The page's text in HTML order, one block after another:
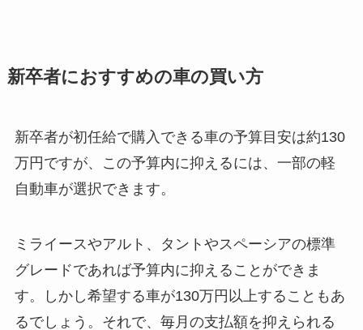
新卒者におすすめの車の買い方
新卒者が初任給で購入できる車の予算目安は約130
万円ですが、この予算内に抑えるには、一部の軽
自動車が選択できます。
ミライースやアルト、タントやスペーシアの標準
グレードであれば予算内に抑えることができま
す。しかし希望する車が130万円以上することもあ
るでしょう。それで、毎月の支払額を抑えられる